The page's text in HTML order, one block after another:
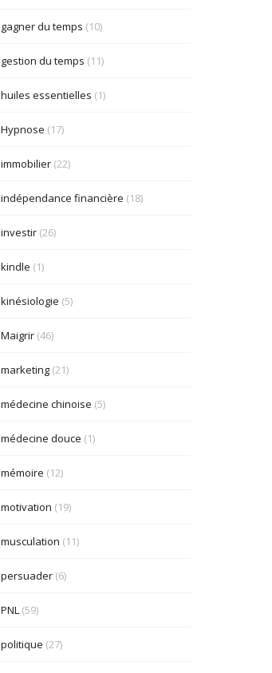
gagner du temps (10)
gestion du temps (11)
huiles essentielles (1)
Hypnose (17)
immobilier(22)
indépendance financière (18)
investir(26)
kindle (1)
kinésiologie (5)
Maigrir(46)
marketing(21)
médecine chinoise (5)
médecine douce (1)
mémoire (12)
motivation (19)
musculation (11)
persuader(6)
PNL (59)
politique (27)